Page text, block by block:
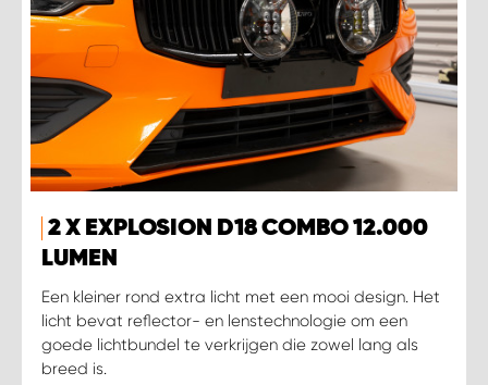
2 X EXPLOSION D18 COMBO 12.000
LUMEN
Een kleiner rond extra licht met een mooi design. Het
licht bevat reflector- en lenstechnologie om een
goede lichtbundel te verkrijgen die zowel lang als
breed is.